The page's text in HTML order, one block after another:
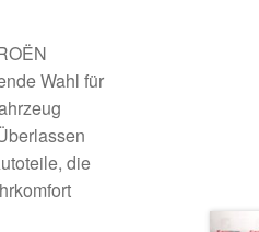
Wahl für
die